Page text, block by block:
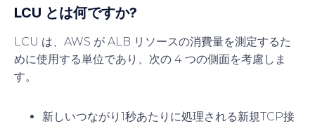
LCU とは何ですか?
LCU は、AWS が ALB リソースの消費量を測定するた
めに使用する単位であり、次の 4 つの側面を考慮しま
す。
新しいつながり 1秒あたりに処理される新規TCP接